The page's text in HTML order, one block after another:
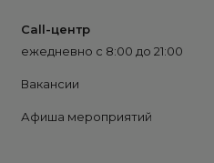
Call-центр
ежедневно с 8:00 до 21:00
Вакансии
Афиша мероприятий